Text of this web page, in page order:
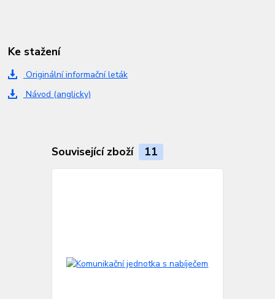
Ke stažení
Originální informační leták
Návod (anglicky)
Související zboží 11